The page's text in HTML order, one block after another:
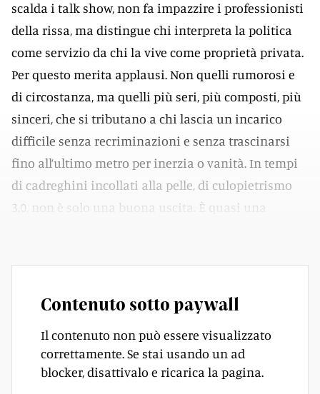
scalda i talk show, non fa impazzire i professionisti
della rissa, ma distingue chi interpreta la politica
come servizio da chi la vive come proprietà privata.
Per questo merita applausi. Non quelli rumorosi e
di circostanza, ma quelli più seri, più composti, più
sinceri, che si tributano a chi lascia un incarico
difficile senza recriminazioni e senza trascinarsi
fino all’ultimo metro per inerzia o vanità. In tempi
di cadreghini incollati alla pelle, di culopietrismo
3.0, non è solo una buona uscita. È quasi una
Contenuto sotto paywall
Il contenuto non può essere visualizzato
correttamente. Se stai usando un ad
blocker, disattivalo e ricarica la pagina.